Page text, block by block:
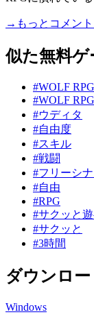
→もっとコメン
似た無料ゲ
#WOLF RPG
#WOLF
#ウディタ
#自由度
#スキル
#戦闘
#フリーシ
#自由
#RPG
#サクッと
#サクッと
#3時間
ダウンロー
Windows